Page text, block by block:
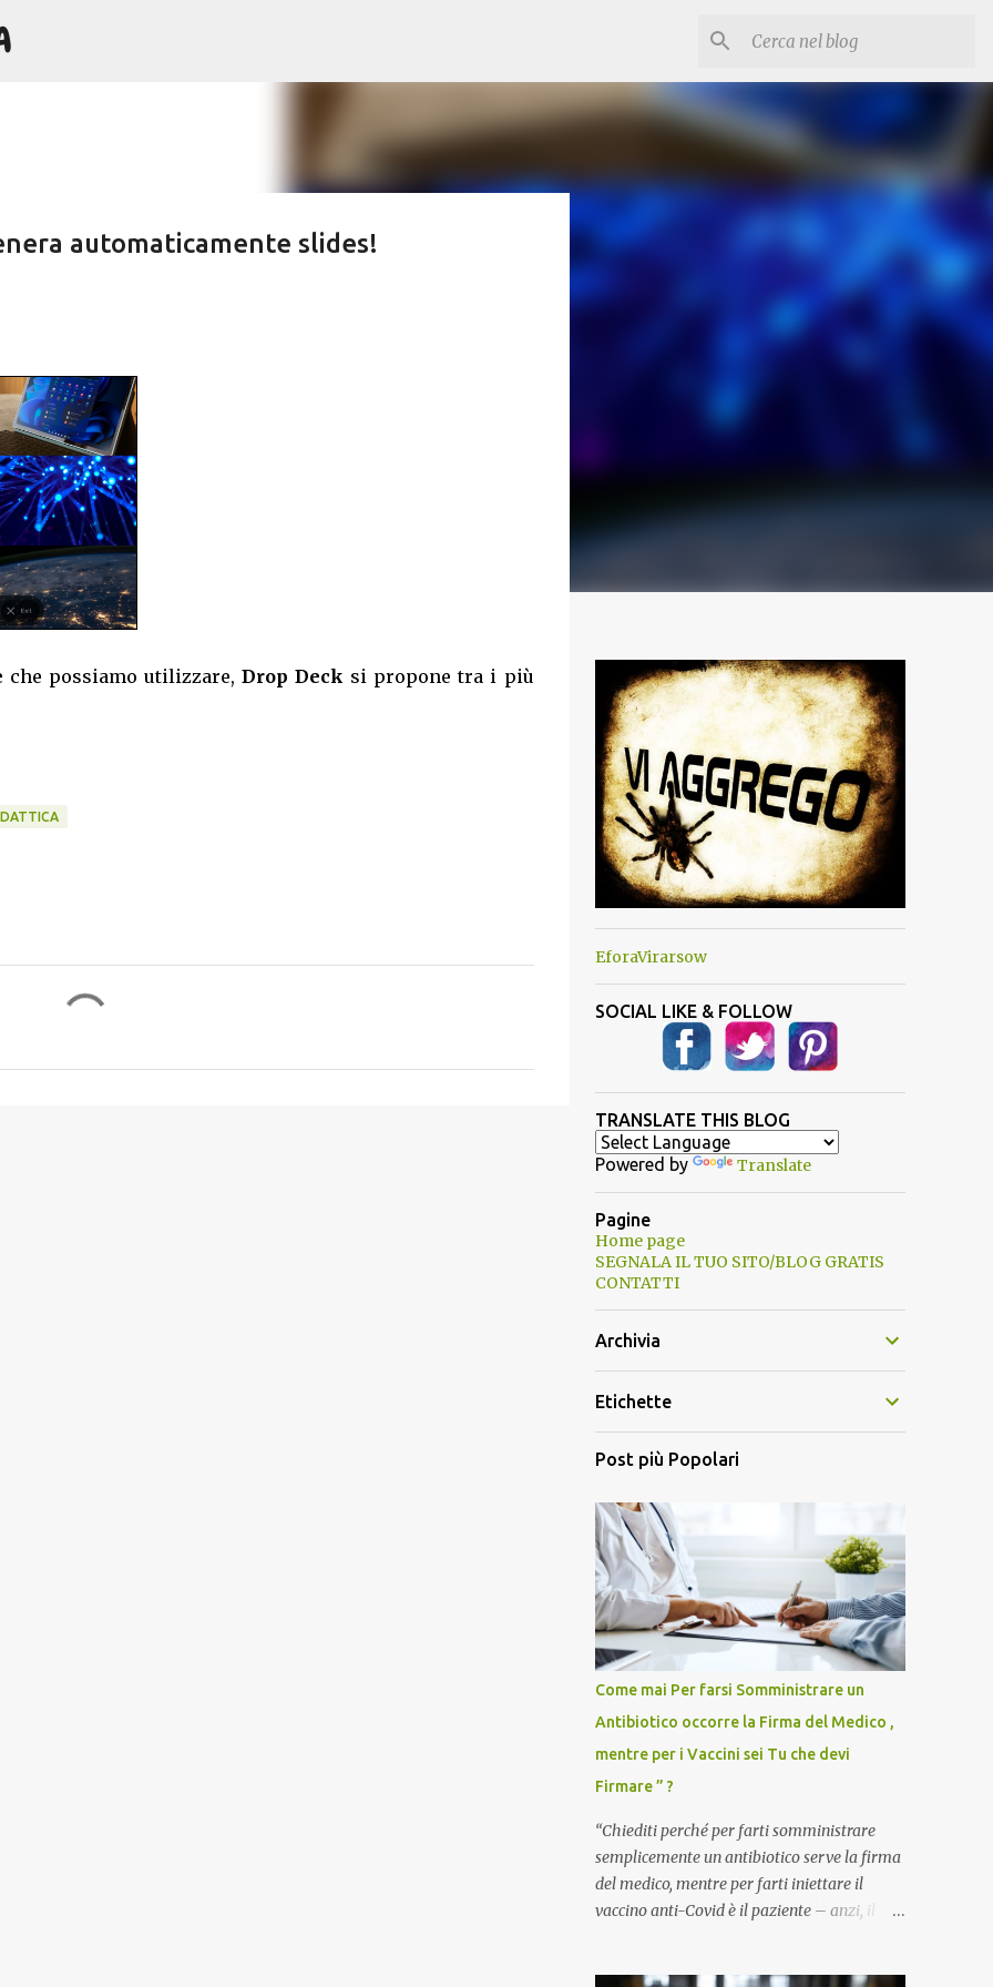
automaticamente slides!
che possiamo utilizzare,Drop Deck si propone tra i più
EforaVirarsow
SOCIAL LIKE & FOLLOW
TRANSLATE THIS BLOG
Powered by Translate
Pagine
Home page
SEGNALA IL TUO SITO/BLOG GRATIS
CONTATTI
Archivia
Etichette
Post più Popolari
Come mai Per farsi Somministrare un
Antibiotico occorre la Firma del Medico ,
mentre per i Vaccini sei Tu che devi
Firmare ” ?
“Chiediti perché per farti somministrare
semplicemente un antibiotico serve la firma
del medico, mentre per farti iniettare il
vaccino anti-Covid è il paziente – anzi, il